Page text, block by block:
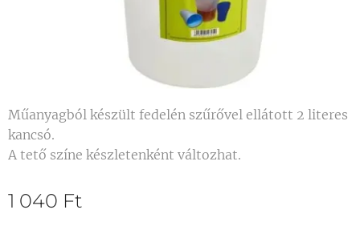
Műanyagból készült fedelén szűrővel ellátott 2 literes
kancsó.
A tető színe készletenként változhat.
1 040 Ft